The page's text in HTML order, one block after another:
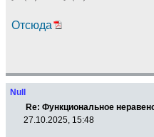
Отсюда
Null
Re: Функциональное
27.10.2025, 15:48